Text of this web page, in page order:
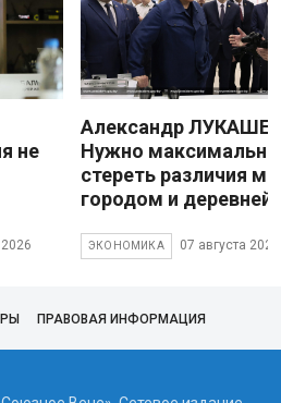
не
Александр
Нужно максимально
стереть различия
городом и деревней
ЭКОНОМИКА 07 августа 2026
ПРАВОВАЯ ИНФОРМАЦИЯ